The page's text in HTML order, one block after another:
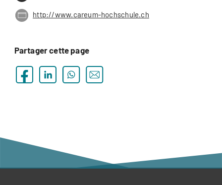
http://www.careum-hochschule.ch
Partager cette page